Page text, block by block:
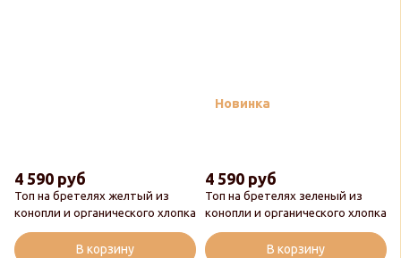
Топ на бретелях желтый из
конопли и органического хлопка
4 590 руб
В корзину
Новинка
Топ на бретелях зеленый из
конопли и органического хлопка
4 590 руб
В корзину